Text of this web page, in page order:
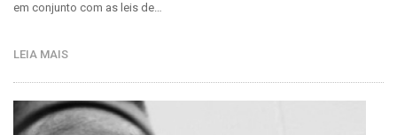
em conjunto com as leis de…
LEIA MAIS